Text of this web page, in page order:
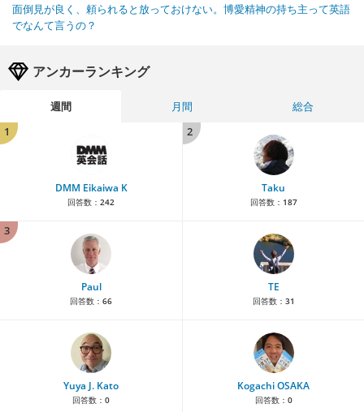
面倒見が良く、頼られると放っておけない。博愛精神の持ち主って英語
でなんて言うの？
アンカーランキング
週間 月間
総合
1
DMM Eikaiwa K
回答数： 242
2
Taku
回答数： 187
3
Paul
回答数： 66
TE
回答数： 31
Yuya J. Kato
回答数： 0
Kogachi OSAKA
回答数： 0